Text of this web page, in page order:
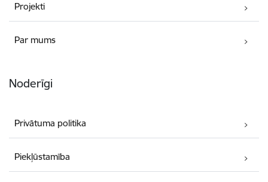
Projekti
Par mums
Noderīgi
Privātuma politika
Piekļūstamība